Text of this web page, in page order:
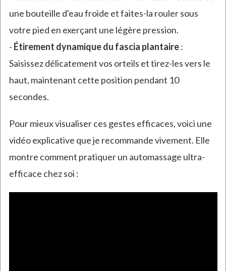
une bouteille d'eau froide et faites-la rouler sous
votre pied en exerçant une légère pression.
- Étirement dynamique du fascia plantaire:
Saisissez délicatement vos orteils et tirez-les vers le
haut, maintenant cette position pendant 10
secondes.
Pour mieux visualiser ces gestes efficaces, voici une
vidéo explicative que je recommande vivement. Elle
montre comment pratiquer un automassage ultra-
efficace chez soi :